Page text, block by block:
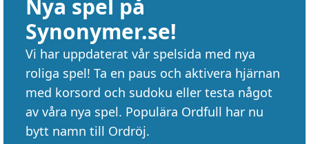
Nya spel på
Synonymer.se!
Vi har uppdaterat vår spelsida med nya
roliga spel! Ta en paus och aktivera hjärnan
med korsord och sudoku eller testa något
av våra nya spel. Populära Ordfull har nu
bytt namn till Ordröj.